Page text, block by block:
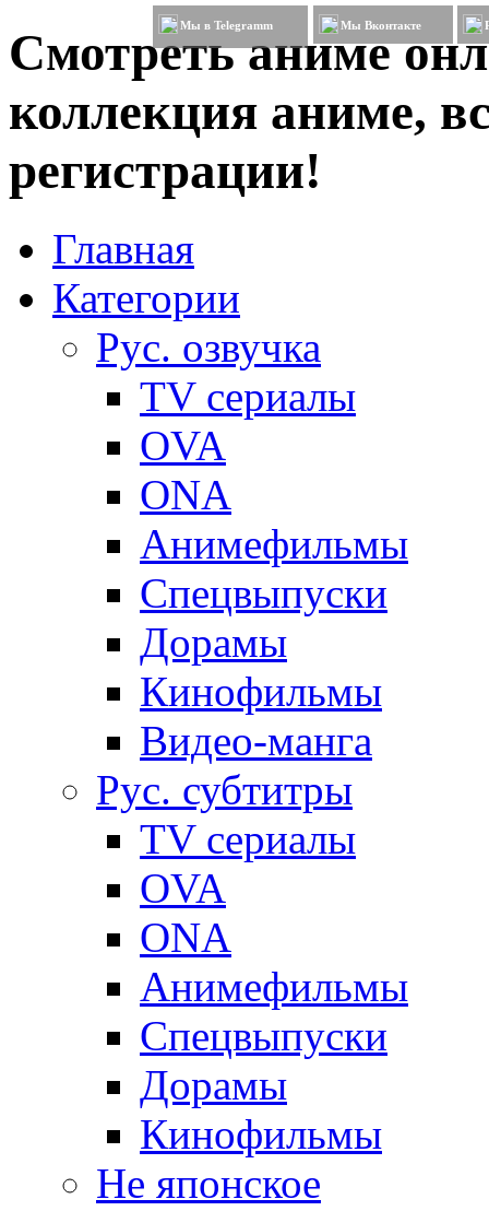
Смотреть аниме
коллекция аниме,
регистрации!
Мы в Telegramm Мы Вконтакте
Главная
Категории
Рус. озвучка
TV сериалы
OVA
ONA
Анимефильмы
Спецвыпуски
Дорамы
Кинофильмы
Видео-манга
Рус. субтитры
TV сериалы
OVA
ONA
Анимефильмы
Спецвыпуски
Дорамы
Кинофильмы
Не японское